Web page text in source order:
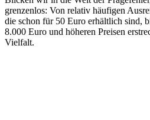
grenzenlos: Von relativ häufigen
die schon für 50 Euro erhältlich sind,
8.000 Euro und höheren Preisen
Vielfalt.